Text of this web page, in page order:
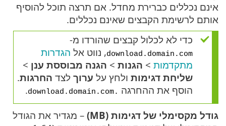
אינם נכללים כברירת מחדל. אם תרצה תוכל להוסיף
אותם לרשימת הקבצים שאינם נכללים.
כדי לא לכלול קבצים שהורדו מ-
download.domain.com, נווט אל הגדרות
מתקדמות > הגנות > הגנה מבוססת ענן >
שליחת דגימות ולחץ על ערוך לצד החרגות.
הוסף את ההחרגה .download.domain.com
.
גודל מקסימלי של דגימות (MB)
– מגדיר את הגודל